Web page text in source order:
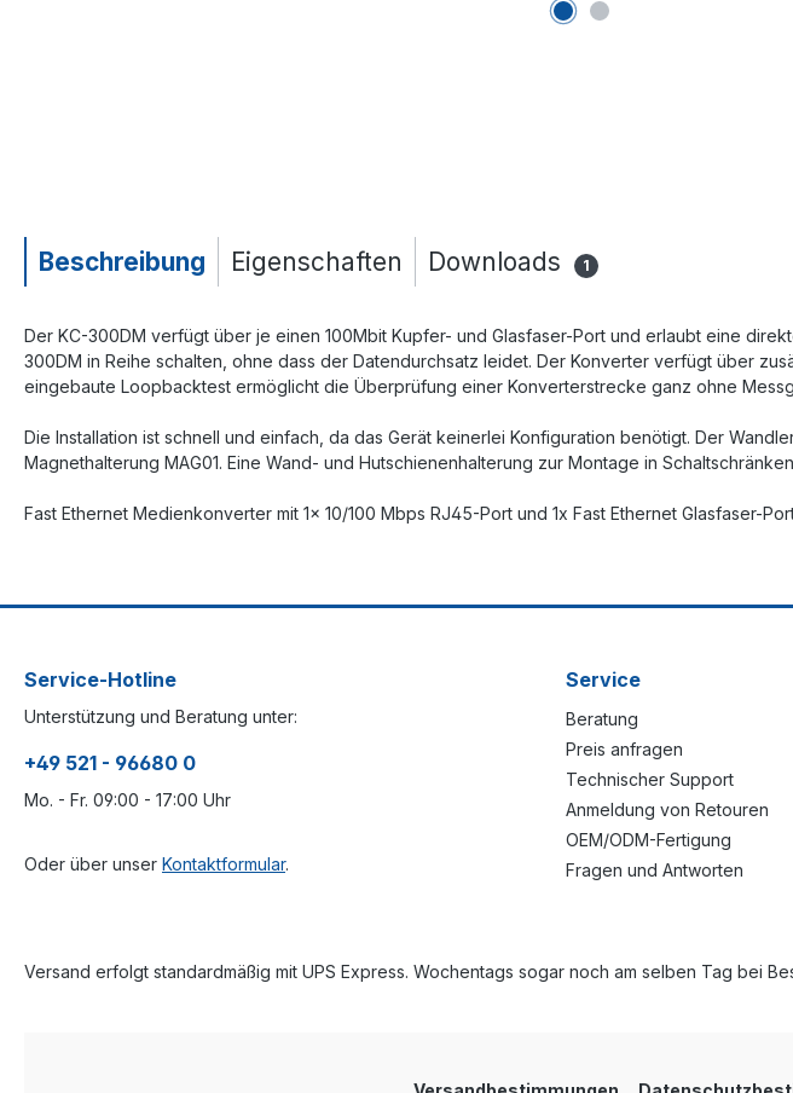
Beschreibung Eigenschaften Downloads 1
Der KC-300DM verfügt über je einen 100Mbit Kupfer- und Glasfaser-Port und erlaubt eine
300DM in Reihe schalten, ohne dass der Datendurchsatz leidet. Der Konverter verfügt über
eingebaute Loopbacktest ermöglicht die Überprüfung einer Konverterstrecke ganz ohne
Die Installation ist schnell und einfach, da das Gerät keinerlei Konfiguration benötigt. Der
Magnethalterung MAG01. Eine Wand- und Hutschienenhalterung zur Montage in
Fast Ethernet Medienkonverter mit 1x 10/100 Mbps RJ45-Port und 1x Fast Ethernet Glasfaser-
Service-Hotline
Unterstützung und Beratung unter:
+49 521 - 96680 0
Mo. - Fr. 09:00 - 17:00 Uhr
Oder über unser Kontaktformular.
Service
Beratung
Preis anfragen
Technischer Support
Anmeldung von Retouren
OEM/ODM-Fertigung
Fragen und Antworten
Versand erfolgt standardmäßig mit UPS Express. Wochentags sogar noch am selben Tag bei